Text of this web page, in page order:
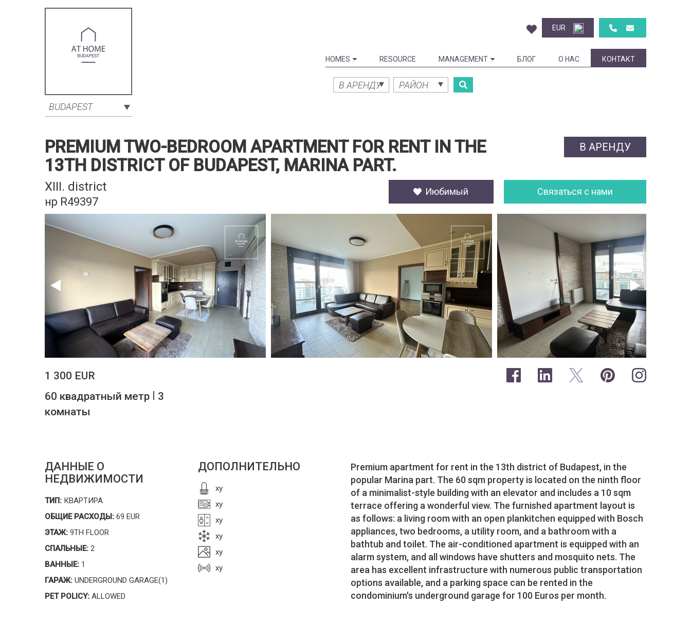
BUDAPEST
EUR
HOMES RESOURCE MANAGEMENT БЛОГ О НАС КОНТАКТ
В АРЕНДУ РАЙОН
PREMIUM TWO-BEDROOM APARTMENT FOR RENT IN THE
13TH DISTRICT OF BUDAPEST, MARINA PART.
В АРЕНДУ
XIII. district
нр R49397
Июбимый Cвязаться с нами
1 300 EUR
60 квадратный метр | 3
комнаты
ДАННЫЕ О
НЕДВИЖИМОСТИ
ТИП: КВАРТИРА
ОБЩИЕ РАСХОДЫ: 69 EUR
ЭТАЖ: 9TH FLOOR
СПАЛЬНЫЕ: 2
ВАННЫЕ: 1
ГАРАЖ: UNDERGROUND GARAGE(1)
PET POLICY: ALLOWED
ДОПОЛНИТЕЛЬНО
xy
xy
xy
xy
xy
xy
Premium apartment for rent in the 13th district of Budapest, in the
popular Marina part. The 60 sqm property is located on the ninth floor
of a minimalist-style building with an elevator and includes a 10 sqm
terrace offering a wonderful view. The furnished apartment layout is
as follows: a living room with an open plankitchen equipped with Bosch
appliances, two bedrooms, a utility room, and a bathroom with a
bathtub and toilet. The air-conditioned apartment is equipped with an
alarm system, and all windows have shutters and mosquito nets. The
area has excellent infrastructure with numerous public transportation
options available, and a parking space can be rented in the
condominium's underground garage for 100 Euros per month.